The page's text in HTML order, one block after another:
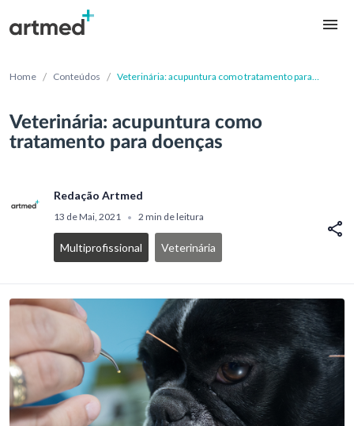
Home / Conteúdos / Veterinária: acupuntura como tratamento para
Veterinária: acupuntura como
tratamento para doenças
Redação Artmed
13 de Mai, 2021 • 2 min de leitura
Multiprofissional Veterinária